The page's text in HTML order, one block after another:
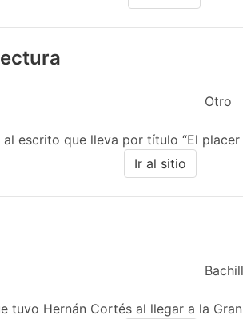
Otro
escrito que lleva por título “El placer
Ir al sitio
tuvo Hernán Cortés al llegar a la